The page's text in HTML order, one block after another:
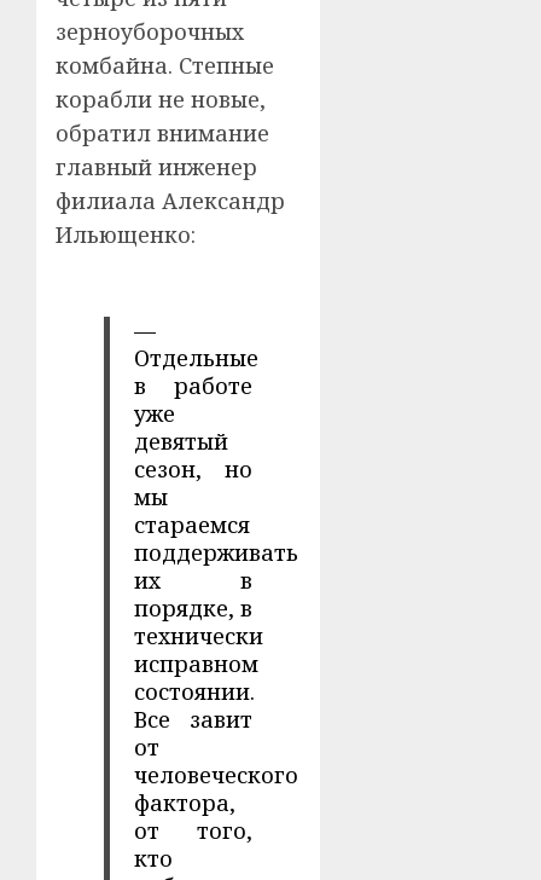
зерноуборочных
комбайна. Степные
корабли не новые,
обратил внимание
главный инженер
филиала Александр
Ильющенко:
—
Отдельные
в работе
уже
девятый
сезон, но
мы
стараемся
поддерживать
их в
порядке, в
технически
исправном
состоянии.
Все завит
от
человеческого
фактора,
от того,
кто